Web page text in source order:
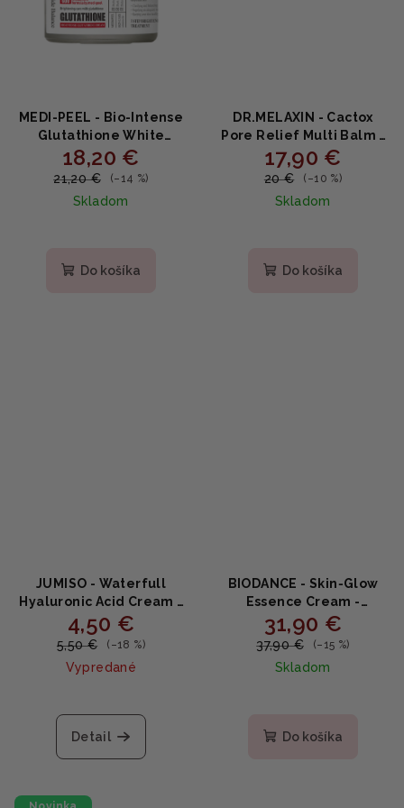
MEDI-PEEL - Bio-Intense
Glutathione White
Cream - Rozjasňujúci
krém s glutatiónom a
niacínamidom 50g
18,20 €
21,20 € (–14 %)
Skladom
Do košíka
DR.MELAXIN - Cactox
Pore Relief Multi Balm -
Chladivý balzam na póry
proti opuchom s
17,90 €
20 € (–10 %)
Skladom
Do košíka
JUMISO - Waterfull
Hyaluronic Acid Cream -
Hydratačný krém s 3-
formami kyseliny
hyalurónovej a pre-
probiotikami 20ml
4,50 €
5,50 € (–18 %)
Vypredané
Detail
BIODANCE - Skin‑Glow
Essence Cream -
Rozžiarujúci hydratačný
krém s ceramidmi a
niacínamidom 50ml
31,90 €
37,90 € (–15 %)
Skladom
Do košíka